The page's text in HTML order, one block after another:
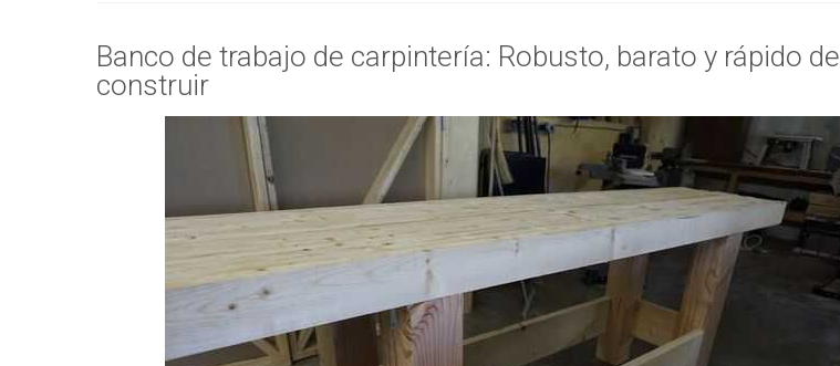
Banco de trabajo de carpintería: Robusto, barato y rápido de
construir